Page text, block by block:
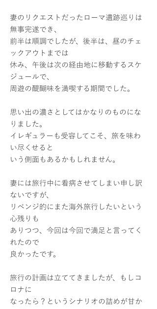
妻のリクエストだったローマ遺跡巡りは
無事完遂でき、
前半は順調でしたが、後半は、昼のチェ
ックアウトまでは
休み、午後は次の経由地に移動するスケ
ジュールで、
周遊の醍醐味を満喫する期間でした。
思い出の濃さとしてはかなりのものにな
りました。
イレギュラーも受容してこそ、旅を味わ
い尽くせると
いう側面もあるかもしれません。
妻には旅行中に看病させてしまい申し訳
ないですが、
リベンジ的にまた海外旅行したいという
心残りも
ありつつ、今回は今回で満足と言ってく
れたので
良かったです。
旅行の計画は立ててきましたが、もしコ
ロナに
なったら？というシナリオの詰めが甘か